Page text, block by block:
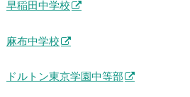
早稲田中学校
麻布中学校
ドルトン東京学園中等部